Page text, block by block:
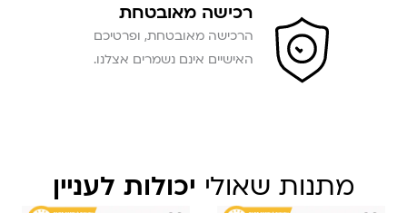
רכישה מאובטחת
הרכישה מאובטחת, ופרטיכם
האישיים אינם נשמרים אצלנו.
מתנות שאולי יכולות לעניין